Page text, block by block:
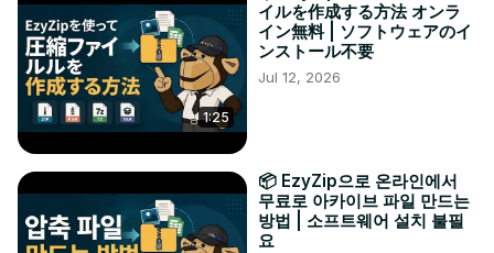
1:25
イルを作成する方法 オンラ
イン無料 | ソフトウェアのイ
ンストール不要
Jul 12, 2026
📦 EzyZip으로 온라인에서
무료로 아카이브 파일 만드는
방법 | 소프트웨어 설치 불필
요